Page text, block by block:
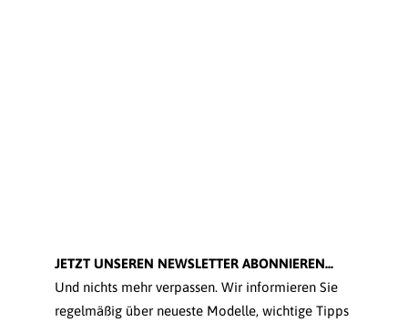
JETZT UNSEREN NEWSLETTER ABONNIEREN...
Und nichts mehr verpassen. Wir informieren Sie
regelmäßig über neueste Modelle, wichtige Tipps